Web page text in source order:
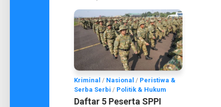
Kriminal / Nasional / Peristiwa &
Serba Serbi / Politik & Hukum
Daftar 5 Peserta SPPI